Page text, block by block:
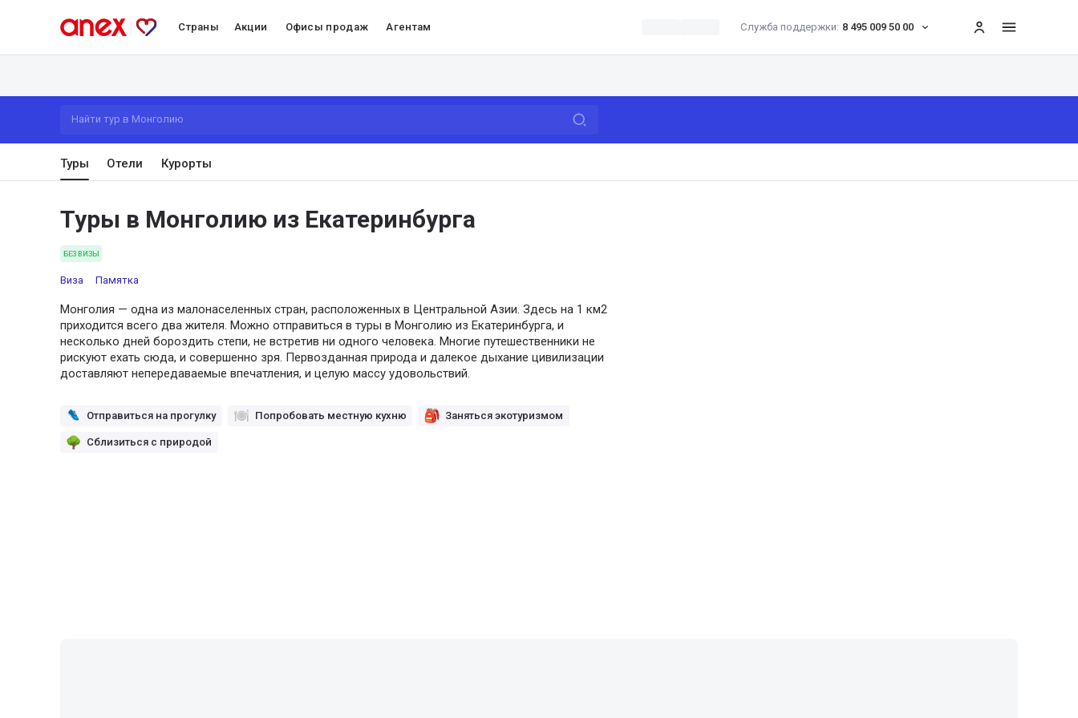
Страны Акции Офисы продаж Агентам Служба поддержки: 8 495 009 50 00 меню
Найти тур в Монголию
Туры Отели Курорты
Туры в Монголию из Екатеринбурга
БЕЗ ВИЗЫ
Виза Памятка
Монголия — одна из малонаселенных стран, расположенных в Центральной Азии. Здесь на 1 км2
приходится всего два жителя. Можно отправиться в туры в Монголию из Екатеринбурга, и
несколько дней бороздить степи, не встретив ни одного человека. Многие путешественники не
рискуют ехать сюда, и совершенно зря. Первозданная природа и далекое дыхание цивилизации
доставляют непередаваемые впечатления, и целую массу удовольствий.
Отправиться на прогулку Попробовать местную кухню Заняться экотуризмом
Сблизиться с природой